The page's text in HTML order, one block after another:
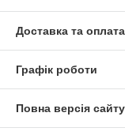
Доставка та оплата
Графік роботи
Повна версія сайту